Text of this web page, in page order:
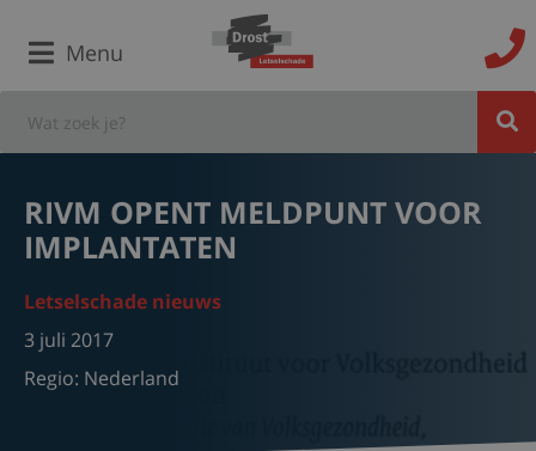
Menu
RIVM OPENT MELDPUNT VOOR
IMPLANTATEN
Letselschade nieuws
3 juli 2017
Regio: Nederland